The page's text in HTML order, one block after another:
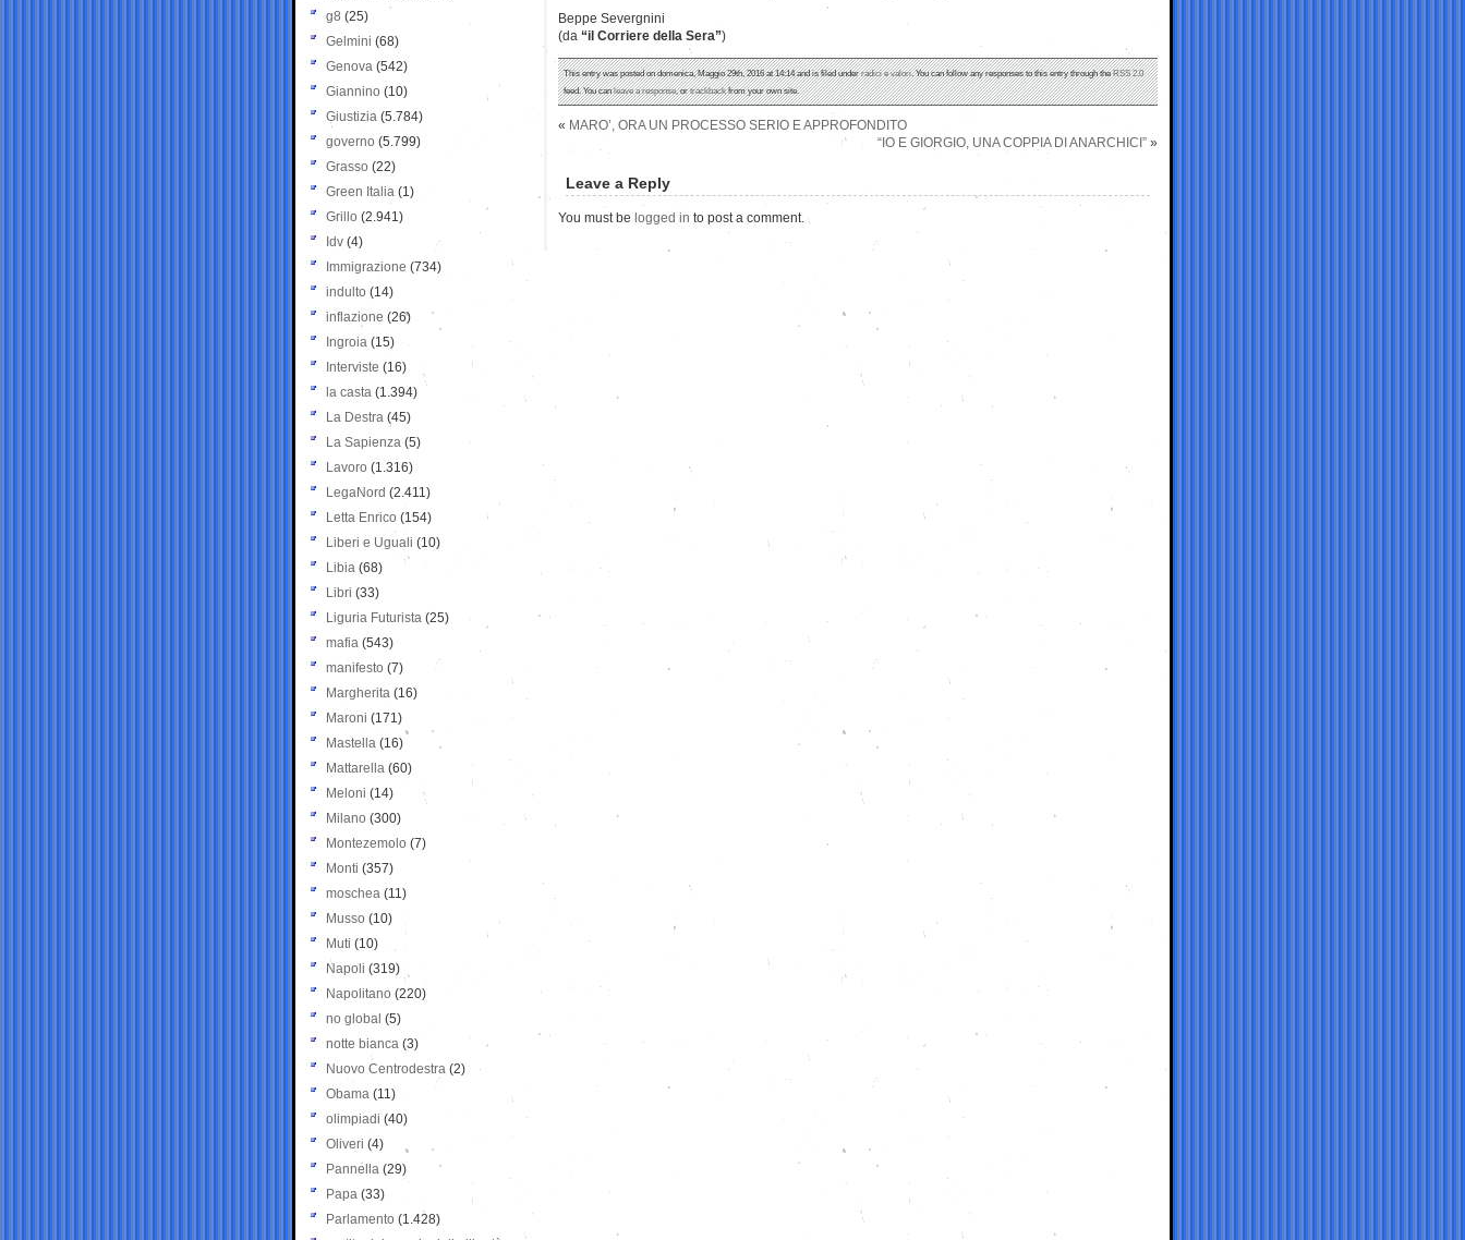
Beppe Severgnini
(da “il Corriere della Sera”)
This entry was posted on domenica, Maggio 29th, 2016 at 14:14 and is filed underradici e valori. You can follow any responses to this entry through theRSS 2.0
feed. You canleave a response, ortrackbackfrom your own site.
« MARO’, ORA UN PROCESSO SERIO E APPROFONDITO
“IO E GIORGIO, UNA COPPIA DI ANARCHICI” »
Leave a Reply
You must be logged in to post a comment.
g8 (25)
Gelmini (68)
Genova (542)
Giannino (10)
Giustizia (5.784)
governo (5.799)
Grasso (22)
Green Italia (1)
Grillo (2.941)
Idv (4)
Immigrazione (734)
indulto (14)
inflazione (26)
Ingroia (15)
Interviste (16)
la casta (1.394)
La Destra (45)
La Sapienza (5)
Lavoro (1.316)
LegaNord (2.411)
Letta Enrico (154)
Liberi e Uguali (10)
Libia (68)
Libri (33)
Liguria Futurista (25)
mafia (543)
manifesto (7)
Margherita (16)
Maroni (171)
Mastella (16)
Mattarella (60)
Meloni (14)
Milano (300)
Montezemolo (7)
Monti (357)
moschea (11)
Musso (10)
Muti (10)
Napoli (319)
Napolitano (220)
no global (5)
notte bianca (3)
Nuovo Centrodestra (2)
Obama (11)
olimpiadi (40)
Oliveri (4)
Pannella (29)
Papa (33)
Parlamento (1.428)